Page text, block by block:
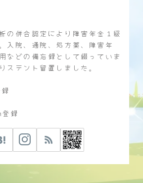
の併合認定により障害年金１級
入院、通院、処方薬、障害年
などの備忘録として綴っていま
ステント留置しました。
録